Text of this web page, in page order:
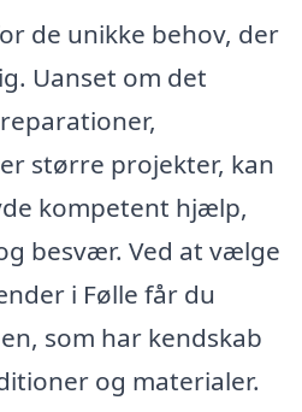
de unikke behov, der
Uanset om det
større projekter, kan
kompetent hjælp,
besvær. Ved at vælge
i Følle får du
som har kendskab
og materialer.